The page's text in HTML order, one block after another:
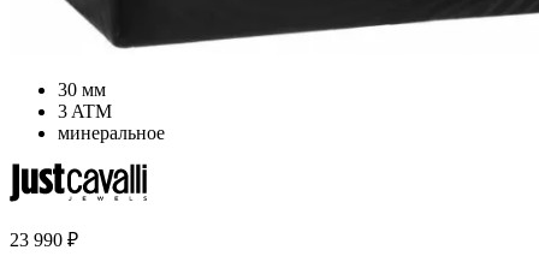
30 мм
3 ATM
минеральное
23 990 ₽